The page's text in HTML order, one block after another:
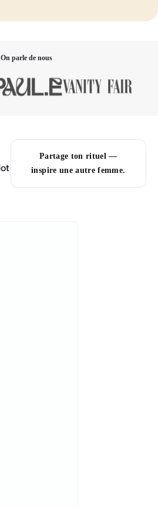
On parle de nous
Partage ton rituel —
inspire une autre femme.